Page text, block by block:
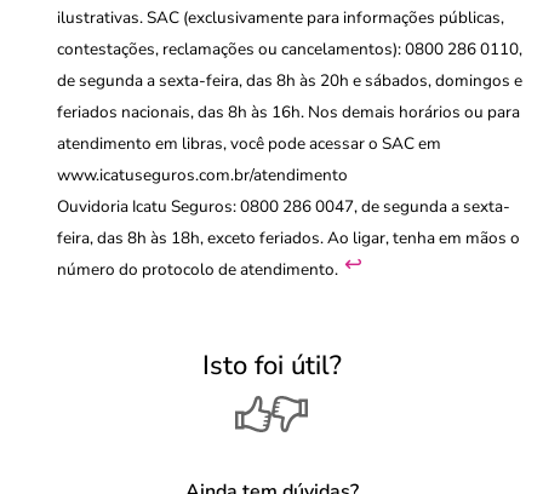
ilustrativas. SAC (exclusivamente para informações públicas,
contestações, reclamações ou cancelamentos): 0800 286 0110,
de segunda a sexta-feira, das 8h às 20h e sábados, domingos e
feriados nacionais, das 8h às 16h. Nos demais horários ou para
atendimento em libras, você pode acessar o SAC em
www.icatuseguros.com.br/atendimento
Ouvidoria Icatu Seguros: 0800 286 0047, de segunda a sexta-
feira, das 8h às 18h, exceto feriados. Ao ligar, tenha em mãos o
número do protocolo de atendimento. ↩︎
Isto foi útil?